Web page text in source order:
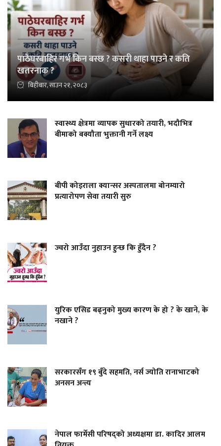
पाठेघरबाहिर गर्भ किन बस्छ ? कसरी थाहा पाउने र कति
खतरनाक ?
बिहीबार, साउन २१, २०८३
स्वास्थ्य क्षेत्रमा व्यापक सुधारको तयारी, भदौभित्र
बीमाको बक्यौता भुक्तानी गर्ने लक्ष्य
बीपी कोइराला क्यान्सर अस्पतालमा बोनम्यारो
प्रत्यारोपण सेवा तयारी सुरु
ज्वरो आउँदा नुहाउन हुन्छ कि हुँदैन ?
युरिक एसिड बढ्नुको मुख्य कारण के हो ? के खाने, के
नखाने ?
सरकारसँग १९ बुँदे सहमति, नर्स ज्योति रानाभाटको
अनसन अन्त्य
नेपाल फार्मेसी परिषद्को अध्यक्षमा डा. कादिर आलम